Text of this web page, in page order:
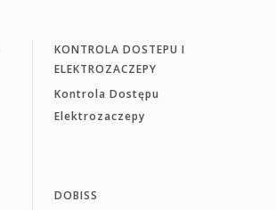
KONTROLA DOSTEPU I
ELEKTROZACZEPY
Kontrola Dostępu
Elektrozaczepy
DOBISS